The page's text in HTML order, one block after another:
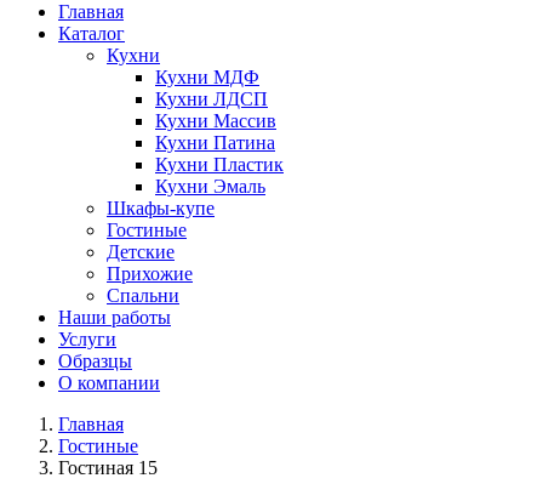
Главная
Каталог
Кухни
Кухни МДФ
Кухни ЛДСП
Кухни Массив
Кухни Патина
Кухни Пластик
Кухни Эмаль
Шкафы-купе
Гостиные
Детские
Прихожие
Спальни
Наши работы
Услуги
Образцы
О компании
Главная
Гостиные
Гостиная 15